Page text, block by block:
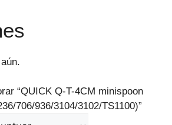
“QUICK Q-T-4CM minispoon
706/936/3104/3102/TS1100)”